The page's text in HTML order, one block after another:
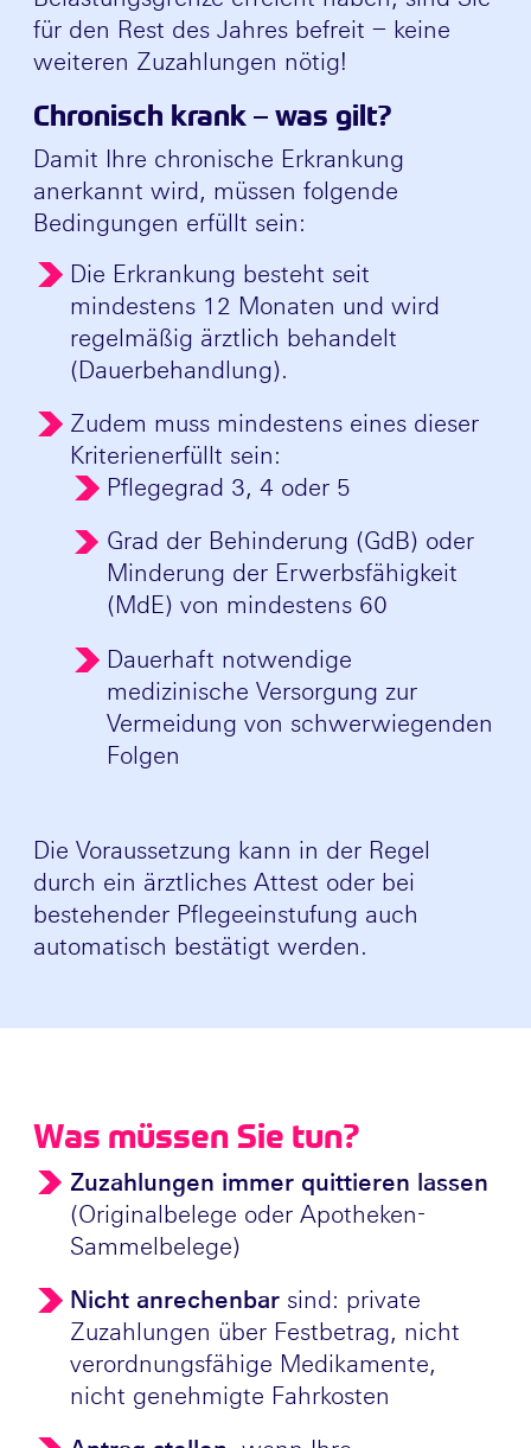
für den Rest des Jahres befreit – keine
weiteren Zuzahlungen nötig!
Chronisch krank – was gilt?
Damit Ihre chronische Erkrankung
anerkannt wird, müssen folgende
Bedingungen erfüllt sein:
Die Erkrankung besteht seit
mindestens 12 Monaten und wird
regelmäßig ärztlich behandelt
(Dauerbehandlung).
Zudem muss mindestens eines dieser
Kriterienerfüllt sein:
Pflegegrad 3, 4 oder 5
Grad der Behinderung (GdB) oder
Minderung der Erwerbsfähigkeit
(MdE) von mindestens 60
Dauerhaft notwendige
medizinische Versorgung zur
Vermeidung von schwerwiegenden
Folgen
Die Voraussetzung kann in der Regel
durch ein ärztliches Attest oder bei
bestehender Pflegeeinstufung auch
automatisch bestätigt werden.
Was müssen Sie tun?
Zuzahlungen immer quittieren lassen
(Originalbelege oder Apotheken-
Sammelbelege)
Nicht anrechenbar sind: private
Zuzahlungen über Festbetrag, nicht
verordnungsfähige Medikamente,
nicht genehmigte Fahrkosten